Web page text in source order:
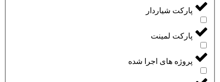
پارکت شیاردار
پارکت لمینت
پروژه های اجرا شده